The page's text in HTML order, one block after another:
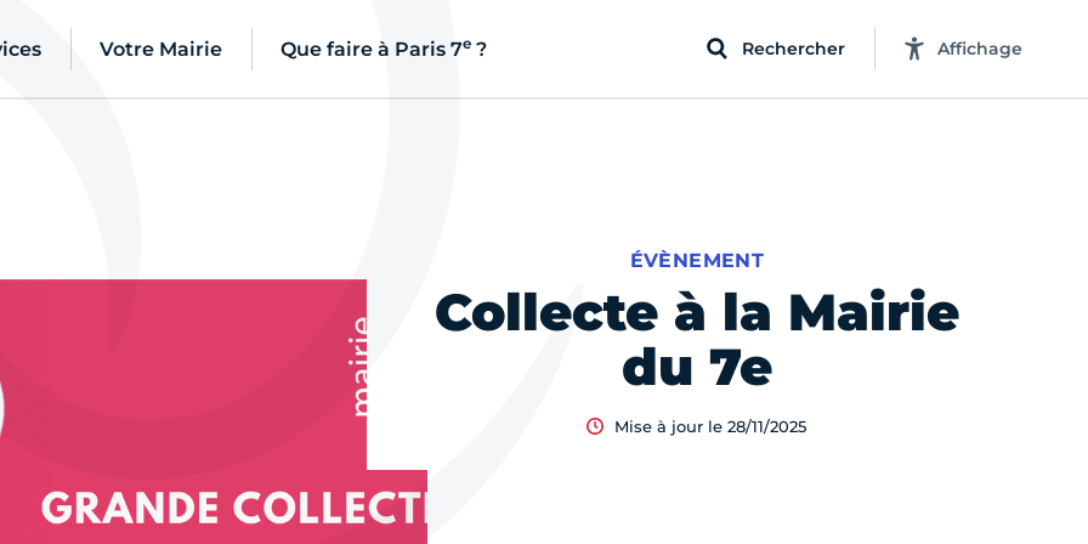
Votre Mairie Que faire à Paris 7e ? Rechercher Affichage
Collecte à la Mairie
du 7e
ÉVÈNEMENT
Mise à jour le 28/11/2025